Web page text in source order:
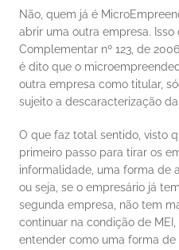
Não, quem já é
abrir uma outra empresa. Isso
Complementar nº 123, de
é dito que o
outra empresa como titular,
sujeito a descaracterização
O que faz total sentido, visto
primeiro passo para tirar os
informalidade, uma forma de
ou seja, se o empresário já
segunda empresa, não tem
continuar na condição de
entender como uma forma